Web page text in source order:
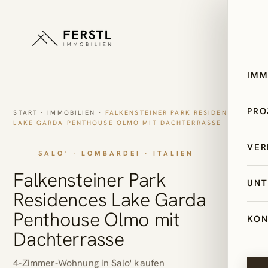
START ·IMMOBILIEN · FALKENSTEINER PARK RESIDENCES
LAKE GARDA PENTHOUSE OLMO MIT DACHTERRASSE
SALO' · LOMBARDEI · ITALIEN
Falkensteiner Park
Residences Lake Garda
Penthouse Olmo mit
Dachterrasse
4-Zimmer-Wohnung in Salo' kaufen